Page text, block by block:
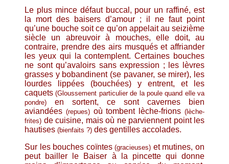
Le plus mince défaut buccal, pour un raffiné, est
la mort des baisers d’amour ; il ne faut point
qu’une bouche soit ce qu’on appelait au seizième
siècle un abreuvoir à mouches, elle doit, au
contraire, prendre des airs musqués et affriander
les yeux qui la contemplent. Certaines bouches
ne sont qu’avaloirs sans expression ; les lèvres
grasses y bobandinent (se pavaner, se mirer), les
lourdes lippées (bouchées) y entrent, et les
caquets(Gloussement particulier de la poule quand elle va
pondre) en sortent, ce sont cavernes bien
aviandées (repues)où tombent lèche-frions(lèche-
frites) de cuisine, mais où ne parviennent point les
hautises (bienfaits ?) des gentilles accolades.
Sur les bouches coïntes(gracieuses) et mutines, on
peut bailler le Baiser à la pincette qui donne